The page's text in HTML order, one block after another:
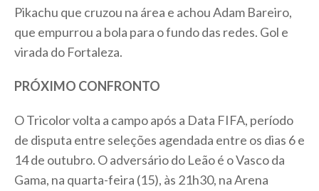
Pikachu que cruzou na área e achou Adam Bareiro,
que empurrou a bola para o fundo das redes. Gol e
virada do Fortaleza.
PRÓXIMO CONFRONTO
O Tricolor volta a campo após a Data FIFA, período
de disputa entre seleções agendada entre os dias 6 e
14 de outubro. O adversário do Leão é o Vasco da
Gama, na quarta-feira (15), às 21h30, na Arena